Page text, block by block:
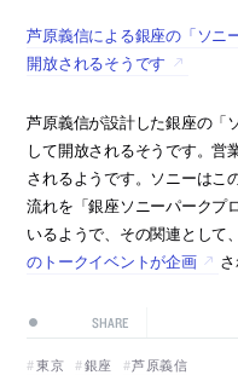
芦原義信による銀座の「ソニ
開放されるそうです
芦原義信が設計した銀座の「
して開放されるそうです。営
されるようです。ソニーはこ
流れを「銀座ソニーパークプ
いるようで、その関連として
のトークイベントが企画
SHARE
東京 銀座 芦原義信